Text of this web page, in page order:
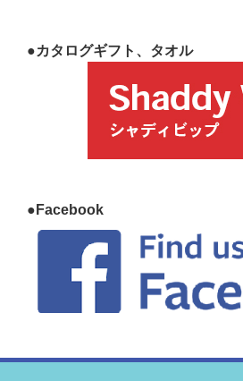
●カタログギフト、タオル
●Facebook